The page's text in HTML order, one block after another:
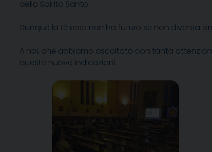
dello Spirito Santo.
Dunque la Chiesa non ha futuro se non diventa
A noi, che abbiamo ascoltato con tanta
queste nuove indicazioni.